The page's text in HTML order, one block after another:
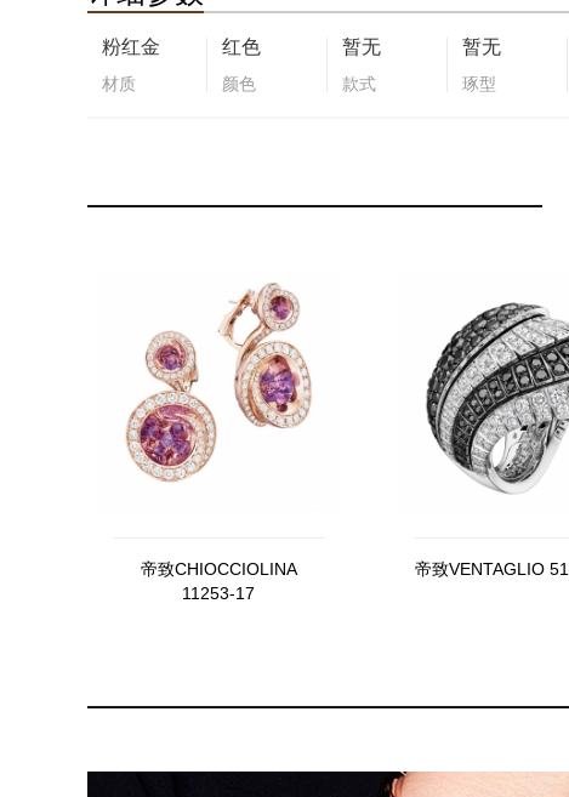
粉红金
材质
红色
颜色
暂无
款式
暂无
琢型
帝致CHIOCCIOLINA
11253-17
帝致VENTAGLIO